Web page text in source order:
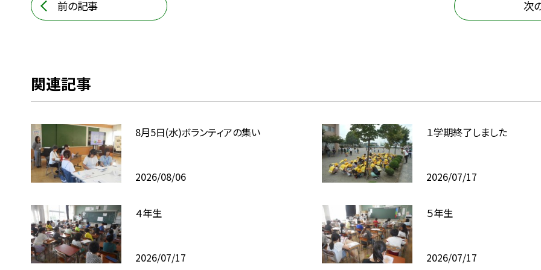
前の記事 次
関連記事
8月5日(水)ボランティアの集い
2026/08/06
１学期終了しました
2026/07/17
４年生
2026/07/17
５年生
2026/07/17